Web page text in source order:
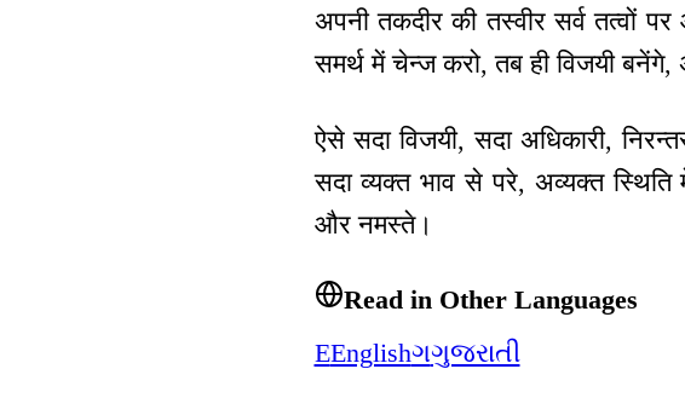
अपनी तकदीर की तस्वीर सर्व तत्वों
समर्थ में चेन्ज करो, तब ही विजयी बनेंगे,
ऐसे सदा विजयी, सदा अधिकारी,
सदा व्यक्त भाव से परे, अव्यक्त स्थिति
और नमस्ते।
Read in Other Languages
EEnglishગગુજરાતી